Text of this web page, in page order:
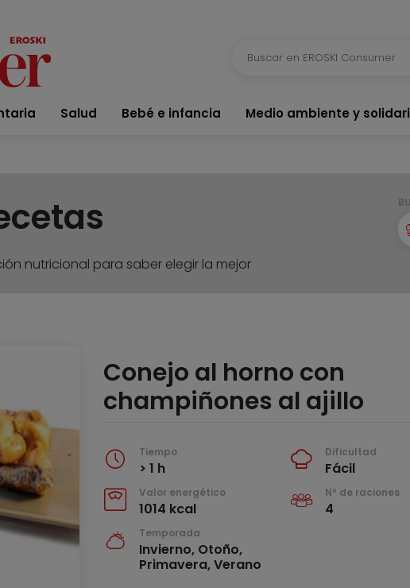
Salud Bebé e infancia Medio ambiente y
nutricional para saber elegir la mejor
Conejo al horno con
champiñones al ajillo
Tiempo
> 1 h
Dificultad
Fácil
Valor energético
1014 kcal
Nº de raciones
4
Temporada
Invierno, Otoño,
Primavera, Verano